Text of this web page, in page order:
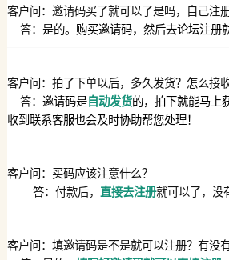
客户问：邀请码买了就可以了是吗，自己注
答： 是的。购买邀请码，然后去论坛注册
客户问：拍了下单以后，多久发货？怎么接收
答： 邀请码是 自动发货的，拍下就能马上
收到联系客服也会及时协助帮您处理！
客户问：买码应该注意什么？
答：付款后， 直接去注册就可以了，没
客户问：填邀请码是不是就可以注册？有没